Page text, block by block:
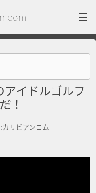
イドルゴルフ
！
カリビアンコム